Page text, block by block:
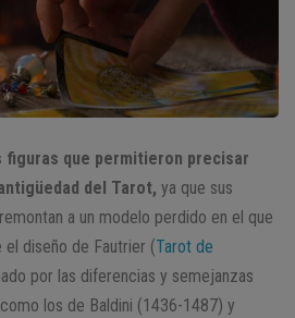
figuras que permitieron precisar
del Tarot, ya que sus
a un modelo perdido en el que
diseño de Fautrier (Tarot de
por las diferencias y semejanzas
los de Baldini (1436-1487) y